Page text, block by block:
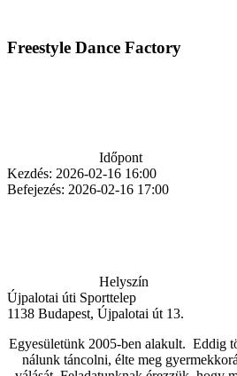
Freestyle Dance Factory
Időpont
Kezdés: 2026-02-16 16:00
Befejezés: 2026-02-16 17:00
Helyszín
Újpalotai úti Sporttelep
1138 Budapest, Újpalotai út 13.
Egyesületünk 2005-ben alakult. Eddig
nálunk táncolni, élte meg